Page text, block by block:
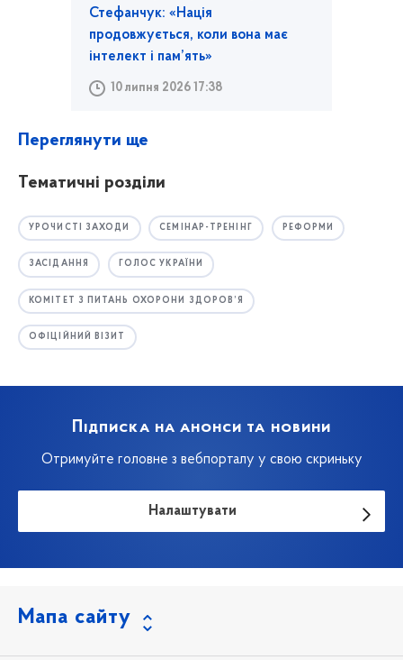
Стефанчук: «Нація
продовжується, коли вона має
інтелект і пам’ять»
10 липня 2026 17:38
Переглянути ще
Тематичні розділи
УРОЧИСТІ ЗАХОДИ СЕМІНАР-ТРЕНІНГ РЕФОРМИ
ЗАСІДАННЯ ГОЛОС УКРАЇНИ
КОМІТЕТ З ПИТАНЬ ОХОРОНИ ЗДОРОВ’Я
ОФІЦІЙНИЙ ВІЗИТ
Підписка на анонси та новини
Отримуйте головне з вебпорталу у свою скриньку
Налаштувати
Мапа сайту